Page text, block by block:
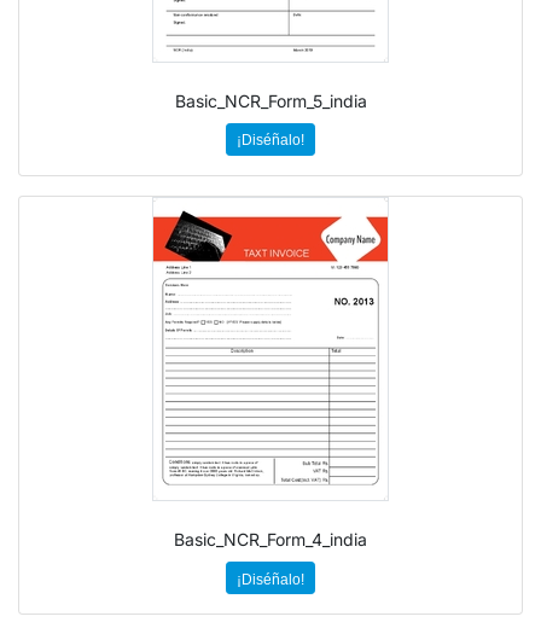
Basic_NCR_Form_5_india
¡Diséñalo!
Basic_NCR_Form_4_india
¡Diséñalo!